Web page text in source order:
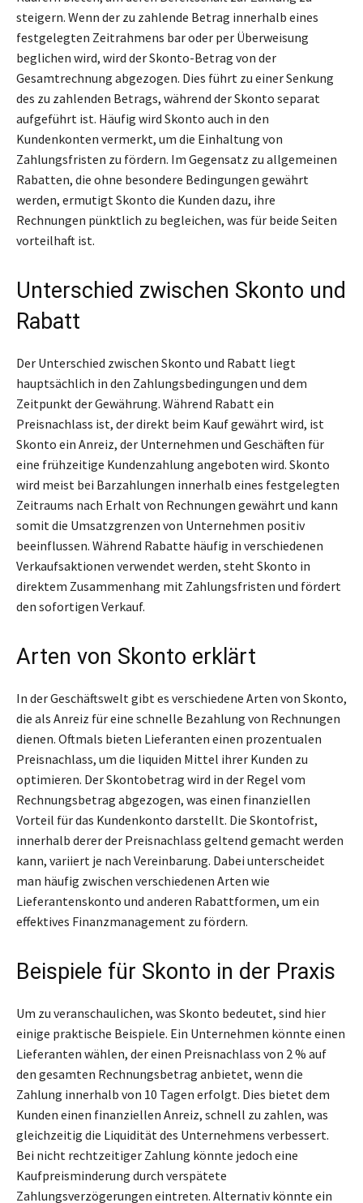
steigern. Wenn der zu zahlende Betrag innerhalb eines
festgelegten Zeitrahmens bar oder per Überweisung
beglichen wird, wird der Skonto-Betrag von der
Gesamtrechnung abgezogen. Dies führt zu einer Senkung
des zu zahlenden Betrags, während der Skonto separat
aufgeführt ist. Häufig wird Skonto auch in den
Kundenkonten vermerkt, um die Einhaltung von
Zahlungsfristen zu fördern. Im Gegensatz zu allgemeinen
Rabatten, die ohne besondere Bedingungen gewährt
werden, ermutigt Skonto die Kunden dazu, ihre
Rechnungen pünktlich zu begleichen, was für beide Seiten
vorteilhaft ist.
Unterschied zwischen Skonto und
Rabatt
Der Unterschied zwischen Skonto und Rabatt liegt
hauptsächlich in den Zahlungsbedingungen und dem
Zeitpunkt der Gewährung. Während Rabatt ein
Preisnachlass ist, der direkt beim Kauf gewährt wird, ist
Skonto ein Anreiz, der Unternehmen und Geschäften für
eine frühzeitige Kundenzahlung angeboten wird. Skonto
wird meist bei Barzahlungen innerhalb eines festgelegten
Zeitraums nach Erhalt von Rechnungen gewährt und kann
somit die Umsatzgrenzen von Unternehmen positiv
beeinflussen. Während Rabatte häufig in verschiedenen
Verkaufsaktionen verwendet werden, steht Skonto in
direktem Zusammenhang mit Zahlungsfristen und fördert
den sofortigen Verkauf.
Arten von Skonto erklärt
In der Geschäftswelt gibt es verschiedene Arten von Skonto,
die als Anreiz für eine schnelle Bezahlung von Rechnungen
dienen. Oftmals bieten Lieferanten einen prozentualen
Preisnachlass, um die liquiden Mittel ihrer Kunden zu
optimieren. Der Skontobetrag wird in der Regel vom
Rechnungsbetrag abgezogen, was einen finanziellen
Vorteil für das Kundenkonto darstellt. Die Skontofrist,
innerhalb derer der Preisnachlass geltend gemacht werden
kann, variiert je nach Vereinbarung. Dabei unterscheidet
man häufig zwischen verschiedenen Arten wie
Lieferantenskonto und anderen Rabattformen, um ein
effektives Finanzmanagement zu fördern.
Beispiele für Skonto in der Praxis
Um zu veranschaulichen, was Skonto bedeutet, sind hier
einige praktische Beispiele. Ein Unternehmen könnte einen
Lieferanten wählen, der einen Preisnachlass von 2 % auf
den gesamten Rechnungsbetrag anbietet, wenn die
Zahlung innerhalb von 10 Tagen erfolgt. Dies bietet dem
Kunden einen finanziellen Anreiz, schnell zu zahlen, was
gleichzeitig die Liquidität des Unternehmens verbessert.
Bei nicht rechtzeitiger Zahlung könnte jedoch eine
Kaufpreisminderung durch verspätete
Zahlungsverzögerungen eintreten. Alternativ könnte ein